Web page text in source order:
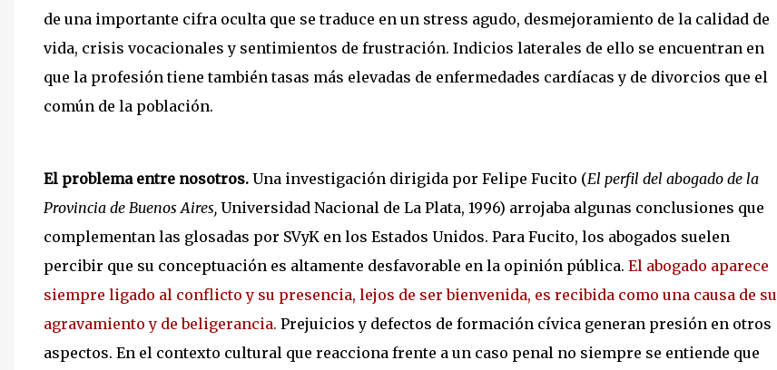
de una importante cifra oculta que se traduce en un stress agudo, desmejoramiento de la calidad de
vida, crisis vocacionales y sentimientos de frustración. Indicios laterales de ello se encuentran en
que la profesión tiene también tasas más elevadas de enfermedades cardíacas y de divorcios que el
común de la población.
El problema entre nosotros. Una investigación dirigida por Felipe Fucito (El perfil del abogado de la
Provincia de Buenos Aires, Universidad Nacional de La Plata, 1996) arrojaba algunas conclusiones que
complementan las glosadas por SVyK en los Estados Unidos. Para Fucito, los abogados suelen
percibir que su conceptuación es altamente desfavorable en la opinión pública. El abogado aparece
siempre ligado al conflicto y su presencia, lejos de ser bienvenida, es recibida como una causa de su
agravamiento y de beligerancia. Prejuicios y defectos de formación cívica generan presión en otros
aspectos. En el contexto cultural que reacciona frente a un caso penal no siempre se entiende que